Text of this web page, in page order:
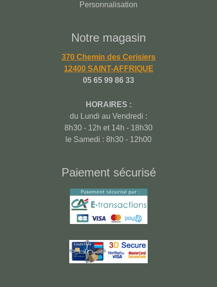
Personnalisation
Notre magasin
370 Chemin des Cerisiers
12400 SAINT-AFFRIQUE
05 65 99 86 33
HORAIRES :
du Lundi au Vendredi :
8h30 - 12h et 14h - 18h30
le Samedi : 8h30 - 12h00
Paiement sécurisé